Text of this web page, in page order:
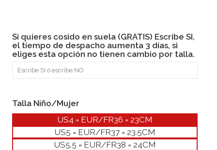
Si quieres cosido en suela (GRATIS) Escribe SI,
el tiempo de despacho aumenta 3 días, si
eliges esta opción no tienen cambio por talla.
Talla Niño/Mujer
US4 = EUR/FR36 = 23CM
US5 = EUR/FR37 = 23.5CM
US5.5 = EUR/FR38 = 24CM